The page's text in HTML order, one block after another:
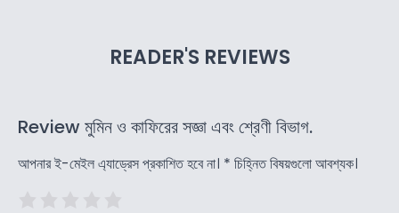
READER'S REVIEWS
Review মুমিন ও কাফিরের সজ্ঞা এবং শ্রেণী বিভাগ.
আপনার ই-মেইল এ্যাড্রেস প্রকাশিত হবে না। * চিহ্নিত বিষয়গুলো আবশ্যক।